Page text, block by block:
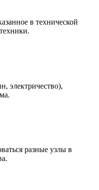
в технической
электричество),
разные узлы в